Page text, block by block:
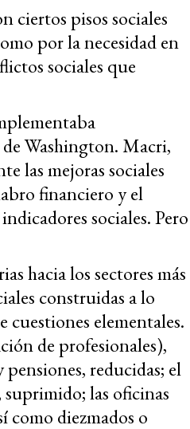
ciertos pisos sociales
por la necesidad en
sociales que
Washington. Macri,
las mejoras sociales
financiero y el
sociales. Pero
hacia los sectores más
construidas a lo
cuestiones elementales.
de profesionales),
reducidas; el
las oficinas
como diezmados o